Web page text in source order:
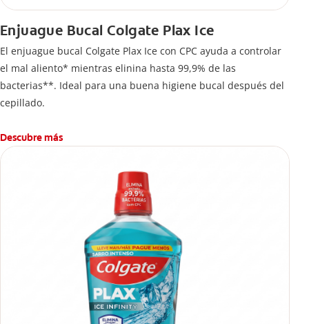
Enjuague Bucal Colgate Plax Ice
El enjuague bucal Colgate Plax Ice con CPC ayuda a controlar
el mal aliento* mientras elinina hasta 99,9% de las
bacterias**. Ideal para una buena higiene bucal después del
cepillado.
Descubre más